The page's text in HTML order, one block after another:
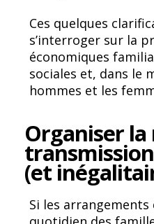
Ces quelques
s’interroger sur la
économiques
sociales et, dans le
hommes et les
Organiser
(et
Si les